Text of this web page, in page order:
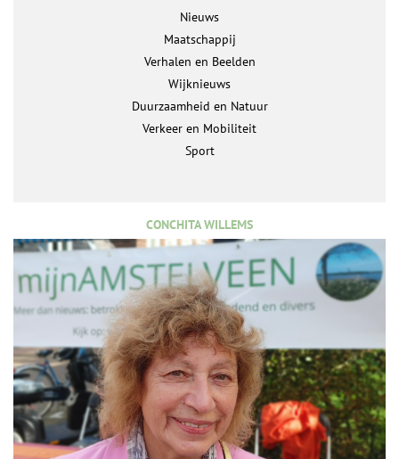
Nieuws
Maatschappij
Verhalen en Beelden
Wijknieuws
Duurzaamheid en Natuur
Verkeer en Mobiliteit
Sport
CONCHITA WILLEMS